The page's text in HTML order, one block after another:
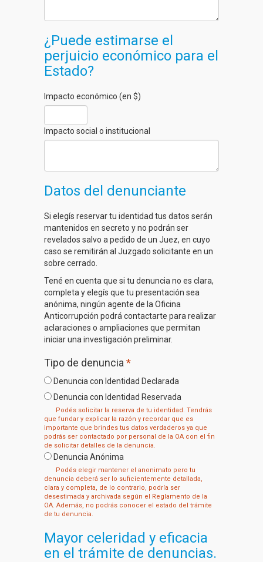
¿Puede estimarse el
perjuicio económico para el
Estado?
Impacto económico (en $)
Impacto social o institucional
Datos del denunciante
Si elegís reservar tu identidad tus datos serán
mantenidos en secreto y no podrán ser
revelados salvo a pedido de un Juez, en cuyo
caso se remitirán al Juzgado solicitante en un
sobre cerrado.
Tené en cuenta que si tu denuncia no es clara,
completa y elegís que tu presentación sea
anónima, ningún agente de la Oficina
Anticorrupción podrá contactarte para realizar
aclaraciones o ampliaciones que permitan
iniciar una investigación preliminar.
Tipo de denuncia *
Denuncia con Identidad Declarada
Denuncia con Identidad Reservada
Podés solicitar la reserva de tu identidad. Tendrás
que fundar y explicar la razón y recordar que es
importante que brindes tus datos verdaderos ya que
podrás ser contactado por personal de la OA con el fin
de solicitar detalles de la denuncia.
Denuncia Anónima
Podés elegir mantener el anonimato pero tu
denuncia deberá ser lo suficientemente detallada,
clara y completa, de lo contrario, podría ser
desestimada y archivada según el Reglamento de la
OA. Además, no podrás conocer el estado del trámite
de tu denuncia.
Mayor celeridad y eficacia
en el trámite de denuncias.